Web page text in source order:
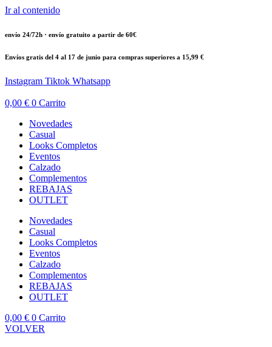
Ir al contenido
envío 24/72h · envío gratuito a partir de 60€
Envíos gratis del 4 al 17 de junio para compras superiores a 15,99 €
Instagram Tiktok Whatsapp
0,00 € 0 Carrito
Novedades
Casual
Looks Completos
Eventos
Calzado
Complementos
REBAJAS
OUTLET
Novedades
Casual
Looks Completos
Eventos
Calzado
Complementos
REBAJAS
OUTLET
0,00 € 0 Carrito
VOLVER